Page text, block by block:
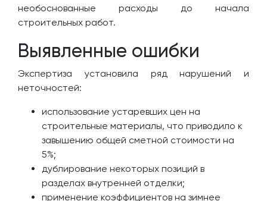
необоснованные расходы до начала
строительных работ.
Выявленные ошибки
Экспертиза установила ряд нарушений и
неточностей:
использование устаревших цен на
строительные материалы, что приводило к
завышению общей сметной стоимости на
5%;
дублирование некоторых позиций в
разделах внутренней отделки;
применение коэффициентов на зимнее